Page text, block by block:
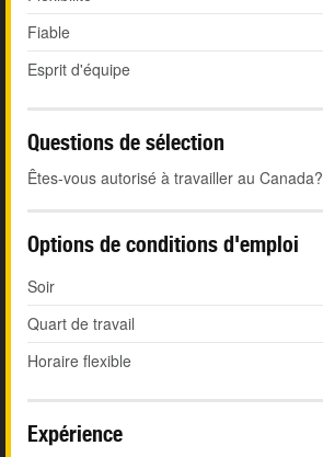
Fiable
Esprit d'équipe
Questions de sélection
Êtes-vous autorisé à travailler au Canada?
Options de conditions d'emploi
Soir
Quart de travail
Horaire flexible
Expérience